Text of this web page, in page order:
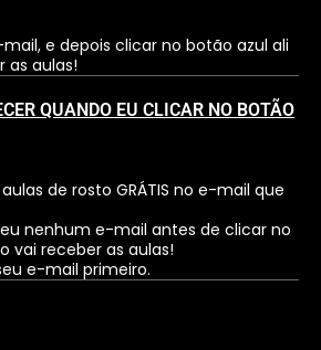
e depois clicar no botão azul ali
as aulas!
QUANDO EU CLICAR NO BOTÃO
de rosto GRÁTIS no e-mail que
nenhum e-mail antes de clicar no
vai receber as aulas!
e-mail primeiro.